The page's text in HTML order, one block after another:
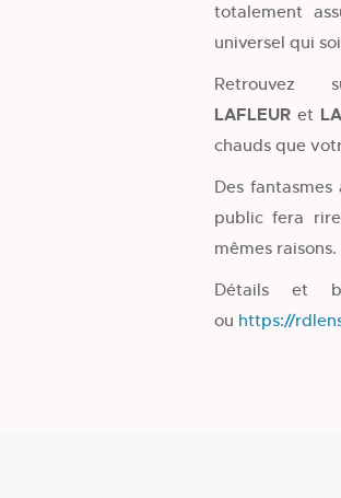
totalement
universel qui
LAFLEUR et
chauds que
Des
public fera
mêmes raisons.
Détails et
ou https://